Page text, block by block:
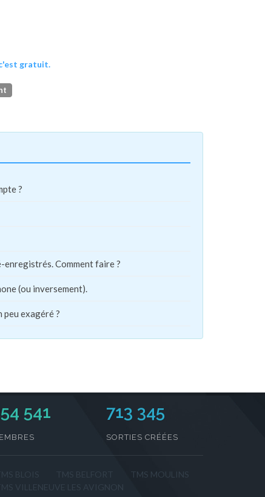
gratuit.
?
enregistrés. Comment faire ?
(ou inversement).
peu exagéré ?
541 713 345
SORTIES CRÉÉES
TMS MOULINS